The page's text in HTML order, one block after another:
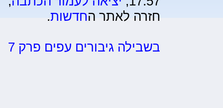
חזרה לאתר החדשות.
בשבילה גיבורים עפים פרק 7